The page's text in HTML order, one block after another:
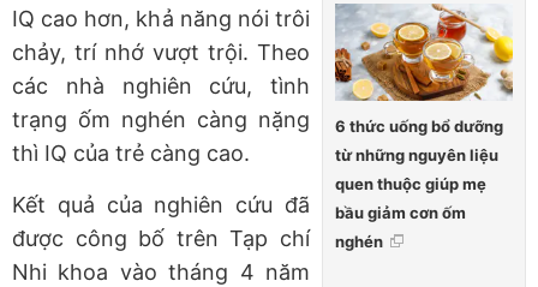
6 thức uống bổ dưỡng
từ những nguyên liệu
quen thuộc giúp mẹ
bầu giảm cơn ốm
nghén
IQ cao hơn, khả năng nói trôi
chảy, trí nhớ vượt trội. Theo
các nhà nghiên cứu, tình
trạng ốm nghén càng nặng
thì IQ của trẻ càng cao.
Kết quả của nghiên cứu đã
được công bố trên Tạp chí
Nhi khoa vào tháng 4 năm